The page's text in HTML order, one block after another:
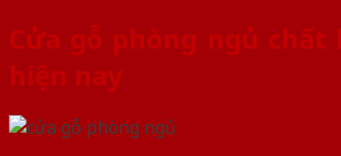
Cửa gỗ phòng ngủ
hiện nay